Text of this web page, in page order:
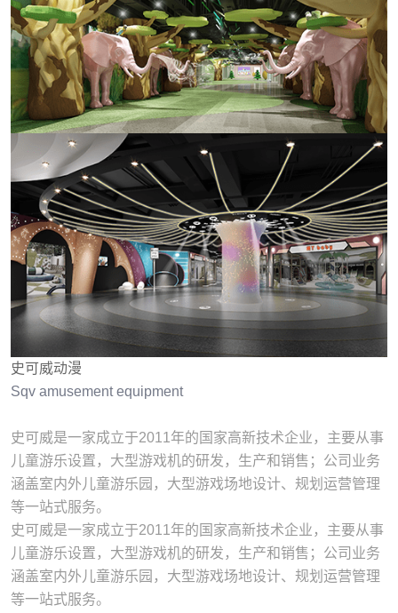
史可威动漫
Sqv amusement equipment
史可威是一家成立于2011年的国家高新技术企业，主要从事
儿童游乐设置，大型游戏机的研发，生产和销售；公司业务
涵盖室内外儿童游乐园，大型游戏场地设计、规划运营管理
等一站式服务。
史可威是一家成立于2011年的国家高新技术企业，主要从事
儿童游乐设置，大型游戏机的研发，生产和销售；公司业务
涵盖室内外儿童游乐园，大型游戏场地设计、规划运营管理
等一站式服务。